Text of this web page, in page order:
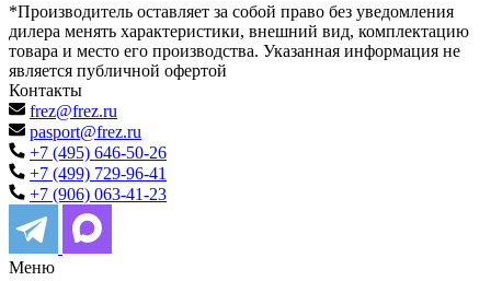
*Производитель оставляет за собой право без уведомления
дилера менять характеристики, внешний вид, комплектацию
товара и место его производства. Указанная информация не
является публичной офертой
Контакты
frez@frez.ru
pasport@frez.ru
+7 (495) 646-50-26
+7 (499) 729-96-41
+7 (906) 063-41-23
Меню